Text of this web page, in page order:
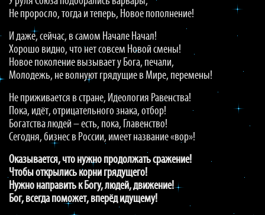
Не проросло, тогда и теперь, Новое пополнение!
И даже, сейчас, в самом Начале Начал!
Хорошо видно, что нет совсем Новой смены!
Новое поколение вызывает у Бога, печали,
Молодежь, не волнуют грядущие в Мире, перемены!
Не приживается в стране, Идеология Равенства!
Пока, идёт, отрицательного знака, отбор!
Богатства людей – есть, пока, Главенство!
Сегодня, бизнес в России, имеет название «вор»!
Оказывается, что нужно продолжать сражение!
Чтобы открылись корни грядущего!
Нужно направить к Богу, людей, движение!
Бог, всегда поможет, вперёд идущему!